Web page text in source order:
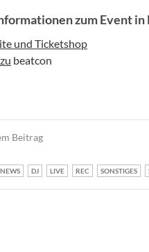
zum Event in
und Ticketshop
beatcon
Beitrag
NEWS DJ LIVE REC SONSTIGES